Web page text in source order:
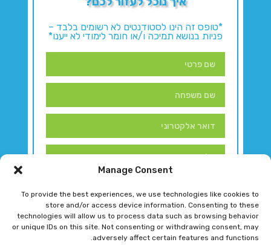
Manage Consent
To provide the best experiences, we use technologies like cookies to
store and/or access device information. Consenting to these
technologies will allow us to process data such as browsing behavior
or unique IDs on this site. Not consenting or withdrawing consent, may
adversely affect certain features and functions.
*טופס זה הינו לסטודנטים לא רשומים בלבד –
פניות בנושא תמיכה ו/או חומר לימודי לא ייענו*